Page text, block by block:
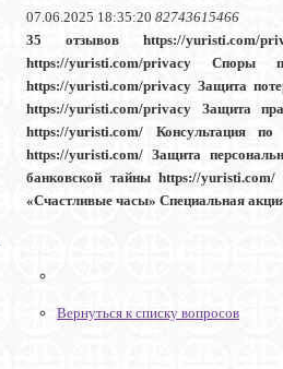
07.06.2025 18:35:20 82743615466
35 отзывов https://yuristi.com/
https://yuristi.com/privacy
https://yuristi.com/privacy Защита
https://yuristi.com/privacy Защита
https://yuristi.com/ Консультация
https://yuristi.com/ Защита
банковской тайны https://
«Счастливые часы» Специальная
Вернуться к списку вопросов